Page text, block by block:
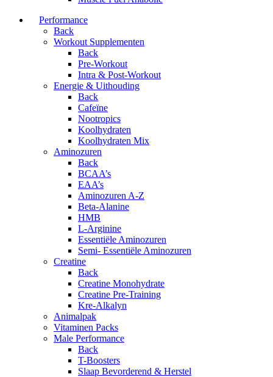
Performance
Back
Workout Supplementen
Back
Pre-Workout
Intra & Post-Workout
Energie & Uithouding
Back
Cafeïne
Nootropics
Koolhydraten
Koolhydraten Mix
Aminozuren
Back
BCAA’s
EAA’s
Aminozuren A-Z
Beta-Alanine
HMB
L-Arginine
Essentiële Aminozuren
Semi- Essentiële Aminozuren
Creatine
Back
Creatine Monohydrate
Creatine Pre-Training
Kre-Alkalyn
Animalpak
Vitaminen Packs
Male Performance
Back
T-Boosters
Slaap Bevorderend & Herstel